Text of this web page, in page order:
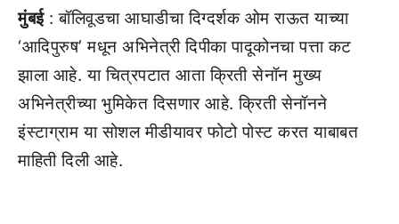
मुंबई: बॉलिवूडचा आघाडीचा दिग्दर्शक ओम राऊत याच्या
‘आदिपुरुष’ मधून अभिनेत्री दिपीका पादूकोनचा पत्ता कट
झाला आहे. या चित्रपटात आता क्रिती सेनॉन मुख्य
अभिनेत्रीच्या भुमिकेत दिसणार आहे. क्रिती सेनॉनने
इंस्टाग्राम या सोशल मीडीयावर फोटो पोस्ट करत याबाबत
माहिती दिली आहे.